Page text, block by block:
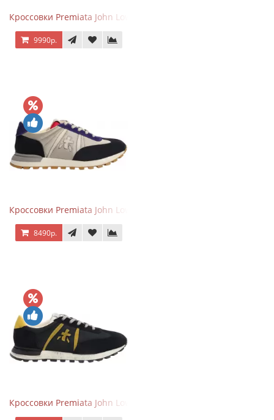
Кроссовки Premiata John Low черные
9990р.
Кроссовки Premiata John Low черные с серым
8490р.
Кроссовки Premiata John Low черные с желтым